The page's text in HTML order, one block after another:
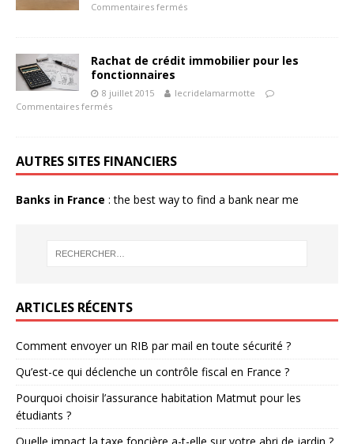
Commentaires fermés
Rachat de crédit immobilier pour les
fonctionnaires
8 juillet 2015
lecridelamarmotte
Commentaires fermés
AUTRES SITES FINANCIERS
Banks in France : the best way to find a bank near me
ARTICLES RÉCENTS
Comment envoyer un RIB par mail en toute sécurité ?
Qu’est-ce qui déclenche un contrôle fiscal en France ?
Pourquoi choisir l’assurance habitation Matmut pour les
étudiants ?